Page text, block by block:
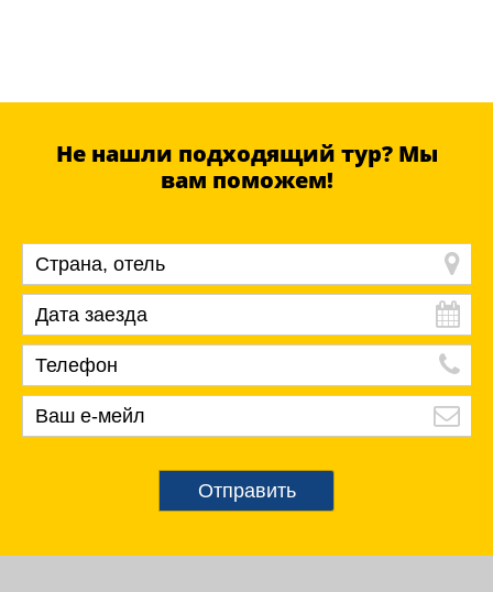
Не нашли подходящий тур? Мы
вам поможем!
Отправить